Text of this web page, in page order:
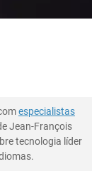
especialistas
Jean-François
tecnologia líder